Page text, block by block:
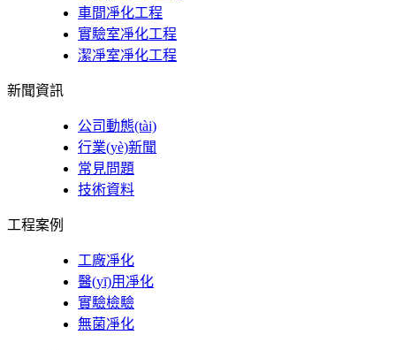
車間凈化工程
實驗室凈化工程
潔凈室凈化工程
新聞資訊
公司動態(tài)
行業(yè)新聞
常見問題
技術資料
工程案例
工廠凈化
醫(yī)用凈化
實驗檢驗
無菌凈化